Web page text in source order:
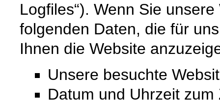
Logfiles“). Wenn Sie
folgenden Daten, die für
Ihnen die Website
Unsere besuchte
Datum und Uhrzeit